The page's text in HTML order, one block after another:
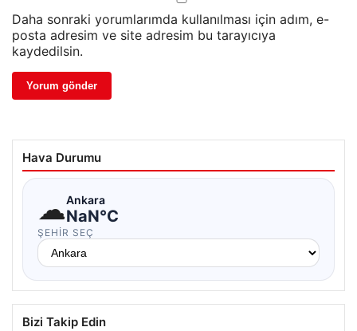
Daha sonraki yorumlarımda kullanılması için adım, e-
posta adresim ve site adresim bu tarayıcıya
kaydedilsin.
Hava Durumu
☁Ankara
NaN°C
ŞEHIR SEÇ
Bizi Takip Edin